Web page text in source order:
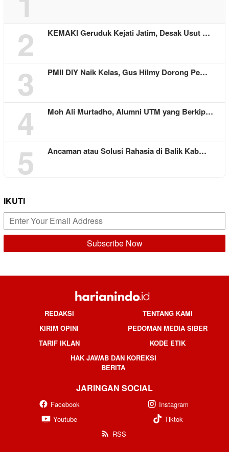
2 KEMAKI Geruduk Kejati Jatim, Desak Usut …
3 PMII DIY Naik Kelas, Gus Hilmy Dorong Pe…
4 Moh Ali Murtadho, Alumni UTM yang Berkip…
5 Ancaman atau Solusi Rahasia di Balik Kab…
IKUTI
REDAKSI
TENTANG KAMI
KIRIM OPINI
PEDOMAN MEDIA SIBER
TARIF IKLAN
KODE ETIK
HAK JAWAB DAN KOREKSI
BERITA
JARINGAN SOCIAL
Facebook
Instagram
Youtube
Tiktok
RSS